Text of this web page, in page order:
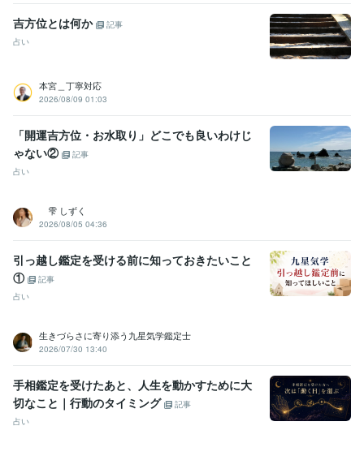
占い 私の占いで人生を持ち上げるお手伝いします
占い 恋愛 人間関係 明るい
悩み
吉方位とは何か
記事
占い
本宮＿丁寧対応
2026/08/09 01:03
「開運吉方位・お水取り」どこでも良いわけじ
ゃない②
記事
占い
雫 しずく
2026/08/05 04:36
引っ越し鑑定を受ける前に知っておきたいこと
①
記事
占い
生きづらさに寄り添う九星気学鑑定士
2026/07/30 13:40
手相鑑定を受けたあと、人生を動かすために大
切なこと｜行動のタイミング
記事
占い